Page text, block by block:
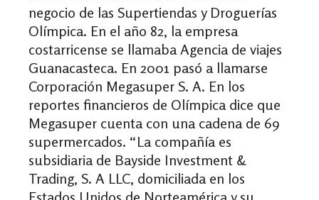
negocio de las Supertiendas y Droguerías
Olímpica. En el año 82, la empresa
costarricense se llamaba Agencia de viajes
Guanacasteca. En 2001 pasó a llamarse
Corporación Megasuper S. A. En los
reportes financieros de Olímpica dice que
Megasuper cuenta con una cadena de 69
supermercados. “La compañía es
subsidiaria de Bayside Investment &
Trading, S. A LLC, domiciliada en los